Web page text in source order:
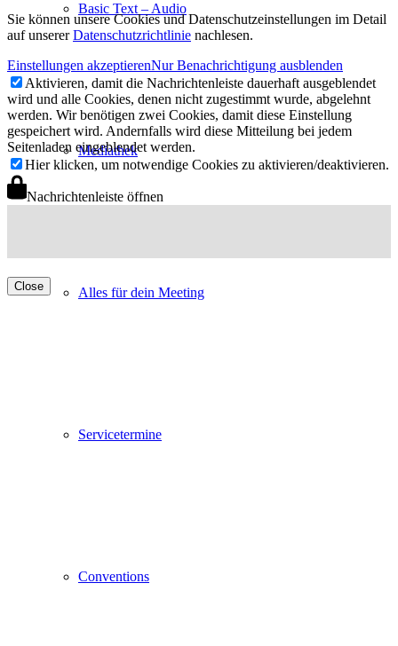
Basic Text – Audio
Mediathek
Alles für dein Meeting
Servicetermine
Conventions
Sie können unsere Cookies und Datenschutzeinstellungen im Detail
auf unsererDatenschutzrichtlinie nachlesen.
Einstellungen akzeptierenNur Benachrichtigung ausblenden
Aktivieren, damit die Nachrichtenleiste dauerhaft ausgeblendet
wird und alle Cookies, denen nicht zugestimmt wurde, abgelehnt
werden. Wir benötigen zwei Cookies, damit diese Einstellung
gespeichert wird. Andernfalls wird diese Mitteilung bei jedem
Seitenladen eingeblendet werden.
Hier klicken, um notwendige Cookies zu aktivieren/deaktivieren.
Nachrichtenleiste öffnen
Close